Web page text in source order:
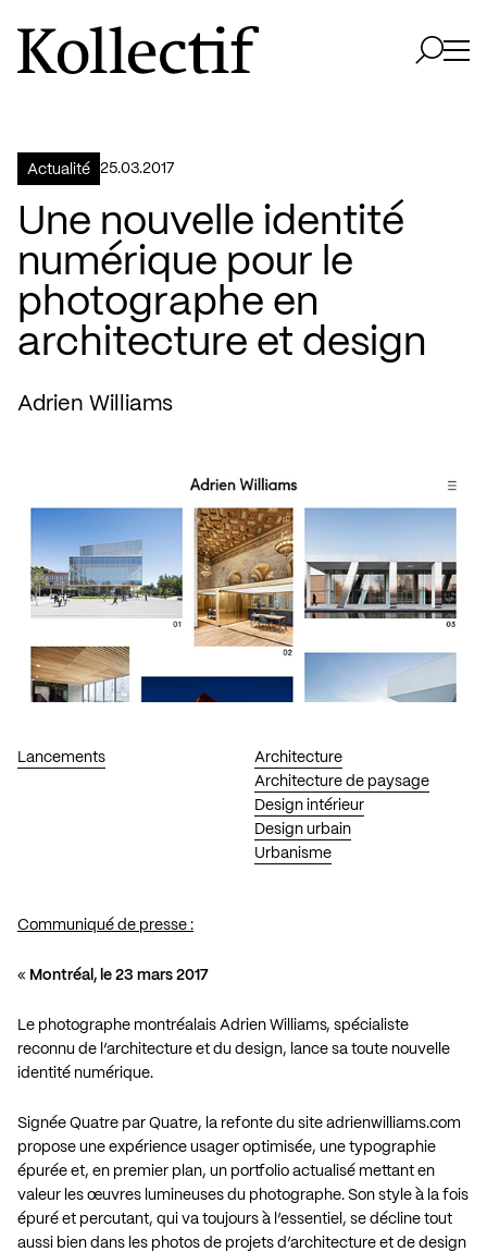
Aller à la page d'accueil
Logo Kollectif
Actualité 25.03.2017
Une nouvelle identité
numérique pour le
photographe en
architecture et design
Adrien Williams
Lancements
Architecture
Architecture de paysage
Design intérieur
Design urbain
Urbanisme
Communiqué de presse :
« Montréal, le 23 mars 2017
Le photographe montréalais Adrien Williams, spécialiste
reconnu de l’architecture et du design, lance sa toute nouvelle
identité numérique.
Signée Quatre par Quatre, la refonte du site adrienwilliams.com
propose une expérience usager optimisée, une typographie
épurée et, en premier plan, un portfolio actualisé mettant en
valeur les œuvres lumineuses du photographe. Son style à la fois
épuré et percutant, qui va toujours à l’essentiel, se décline tout
aussi bien dans les photos de projets d’architecture et de design